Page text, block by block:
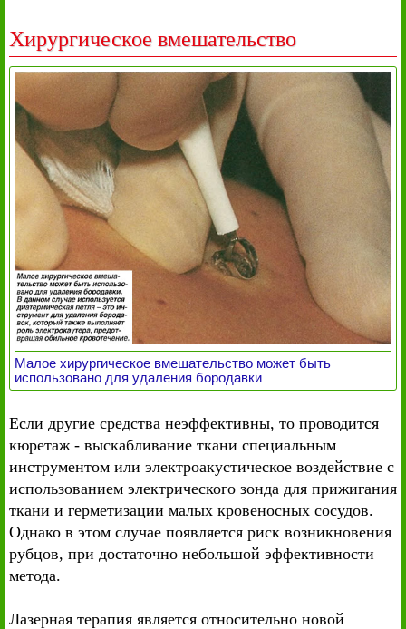
Хирургическое вмешательство
Малое хирургическое вмешательство может быть
использовано для удаления бородавки
Если другие средства неэффективны, то проводится
кюретаж - выскабливание ткани специальным
инструментом или электроакустическое воздействие с
использованием электрического зонда для прижигания
ткани и герметизации малых кровеносных сосудов.
Однако в этом случае появляется риск возникновения
рубцов, при достаточно небольшой эффективности
метода.
Лазерная терапия является относительно новой